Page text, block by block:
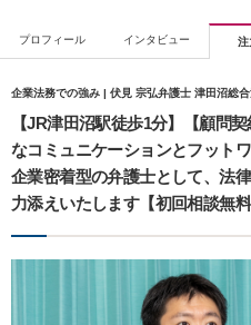
プロフィール インタビュー 注
企業法務での強み | 伏見 宗弘弁護士 津田沼総
【JR津田沼駅徒歩1分】【顧問
なコミュニケーションとフット
企業密着型の弁護士として、法
力添えいたします【初回相談無